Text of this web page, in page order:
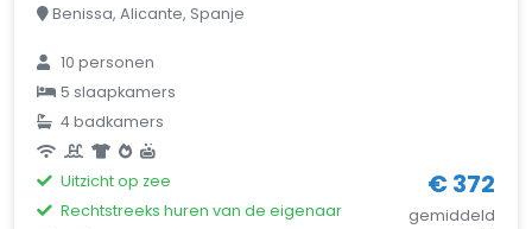
Benissa, Alicante, Spanje
10 personen
5 slaapkamers
4 badkamers
Uitzicht op zee
Rechtstreeks huren van de eigenaar
€ 372
gemiddeld